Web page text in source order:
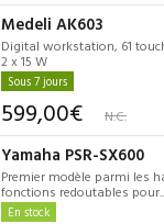
Medeli AK603
Digital workstation, 61
2 x 15 W
Sous 7 jours
599,00€ N.C.
Yamaha PSR-SX600
Premier modèle parmi les
fonctions redoutables
En stock